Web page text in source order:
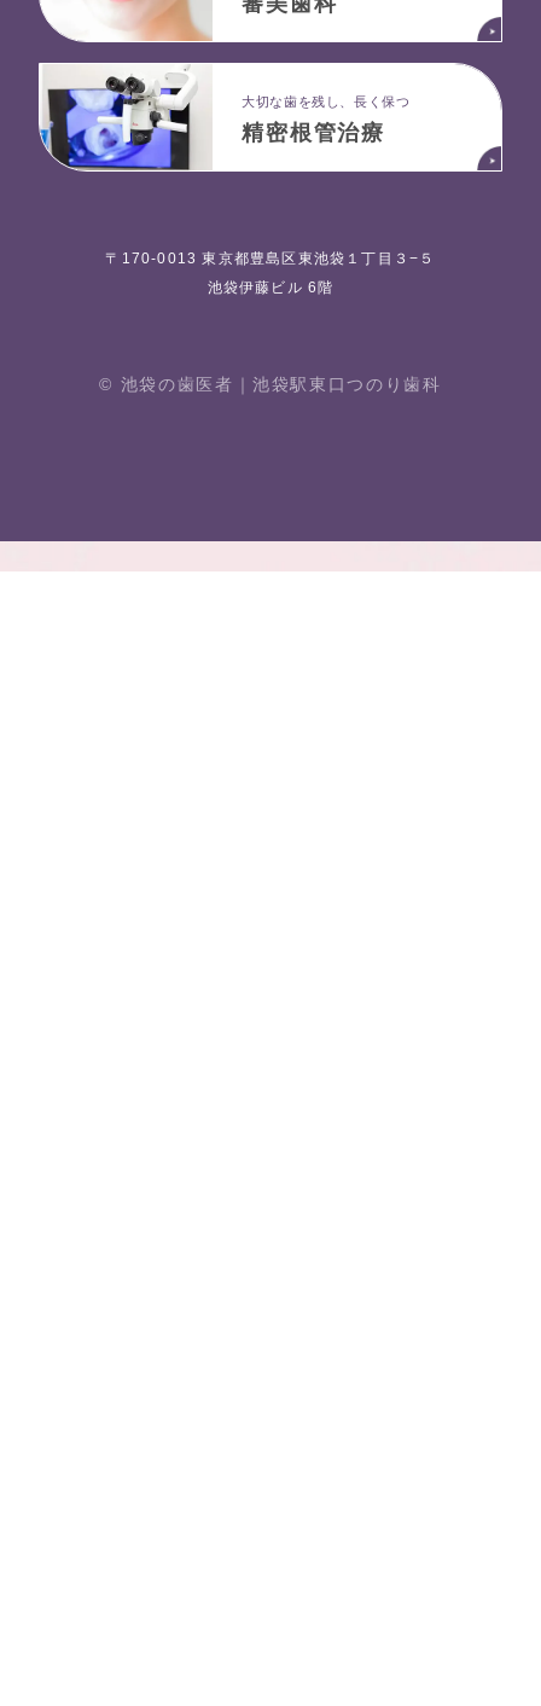
大切な歯を残し、長く保つ
精密根管治療
〒170-0013 東京都豊島区東池袋１丁目３−５
池袋伊藤ビル 6階
© 池袋の歯医者｜池袋駅東⼝つのり⻭科